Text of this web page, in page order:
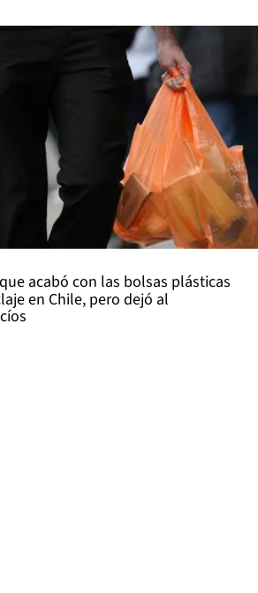
acabó con las bolsas plásticas
en Chile, pero dejó al